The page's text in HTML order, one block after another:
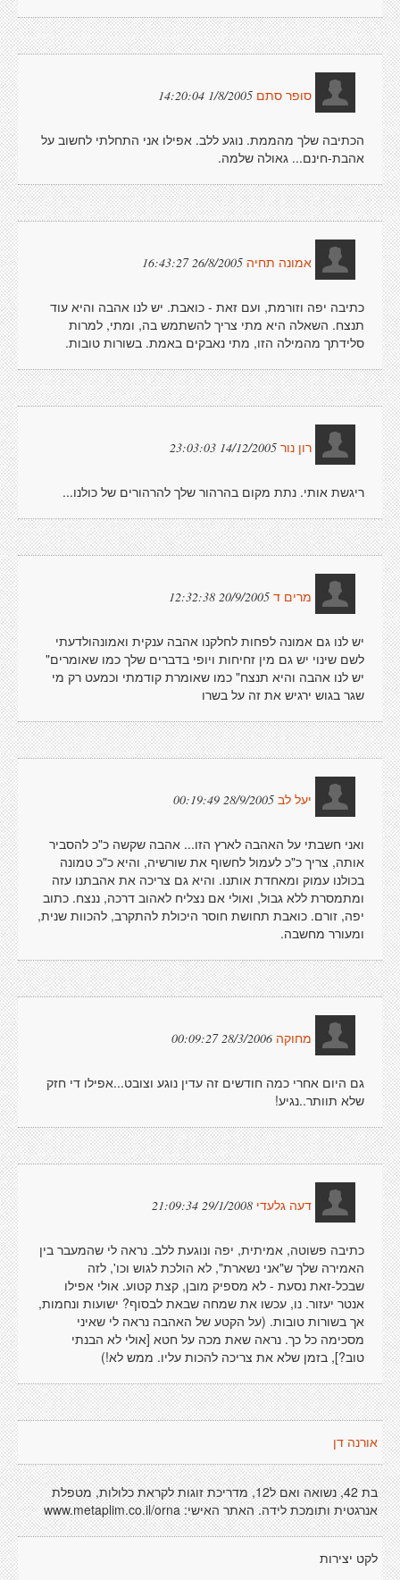
סופר סתם 1/8/2005 14:20:04
הכתיבה שלך מהממת. נוגע ללב. אפילו אני התחלתי לחשוב על
אהבת-חינם... גאולה שלמה.
אמונה תחיה 26/8/2005 16:43:27
כתיבה יפה וזורמת, ועם זאת - כואבת. יש לנו אהבה והיא עוד
תנצח. השאלה היא מתי צריך להשתמש בה, ומתי, למרות
סלידתך מהמילה הזו, מתי נאבקים באמת. בשורות טובות.
רון נור 14/12/2005 23:03:03
ריגשת אותי. נתת מקום בהרהור שלך להרהורים של כולנו...
מרים ד 20/9/2005 12:32:38
יש לנו גם אמונה לפחות לחלקנו אהבה ענקית ואמונהולדעתי
לשם שינוי יש גם מין זחיחות ויופי בדברים שלך כמו שאומרים"
יש לנו אהבה והיא תנצח" כמו שאומרת קודמתי וכמעט רק מי
שגר בגוש ירגיש את זה על בשרו
יעל לב 28/9/2005 00:19:49
ואני חשבתי על האהבה לארץ הזו... אהבה שקשה כ"כ להסביר
אותה, צריך כ"כ לעמול לחשוף את שורשיה, והיא כ"כ טמונה
בכולנו עמוק ומאחדת אותנו. והיא גם צריכה את אהבתנו עזה
ומתמסרת ללא גבול, ואולי אם נצליח לאהוב דרכה, ננצח. כתוב
יפה, זורם. כואבת תחושת חוסר היכולת להתקרב, להכוות שנית,
ומעורר מחשבה.
מחוקה 28/3/2006 00:09:27
גם היום אחרי כמה חודשים זה עדין נוגע וצובט...אפילו די חזק
שלא תוותר..נגיע!
דעה גלעדי 29/1/2008 21:09:34
כתיבה פשוטה, אמיתית, יפה ונוגעת ללב. נראה לי שהמעבר בין
האמירה שלך ש"אני נשארת", לא הולכת לגוש וכו', לזה
שבכל-זאת נסעת - לא מספיק מובן, קצת קטוע. אולי אפילו
אנטר יעזור. נו, עכשו את שמחה שבאת לבסוף? ישועות ונחמות,
אך בשורות טובות. (על הקטע של האהבה נראה לי שאיני
מסכימה כל כך. נראה שאת מכה על חטא [אולי לא הבנתי
טוב?], בזמן שלא את צריכה להכות עליו. ממש לא!)
אורנה דן
בת 42, נשואה ואם ל12, מדריכת זוגות לקראת כלולות, מטפלת
אנרגטית ותומכת לידה. האתר האישי: www.metaplim.co.il/orna
לקט יצירות